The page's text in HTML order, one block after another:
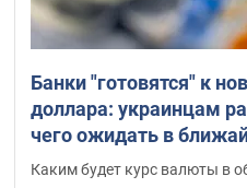
Банки "готовятся" к
доллара: украинцам
чего ожидать в
Каким будет курс валюты в